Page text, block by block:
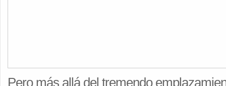
Pero más allá del tremendo